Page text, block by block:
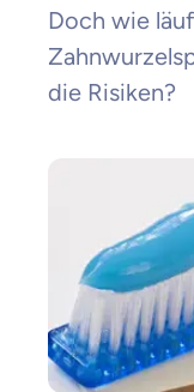
Doch wie
die Risiken?